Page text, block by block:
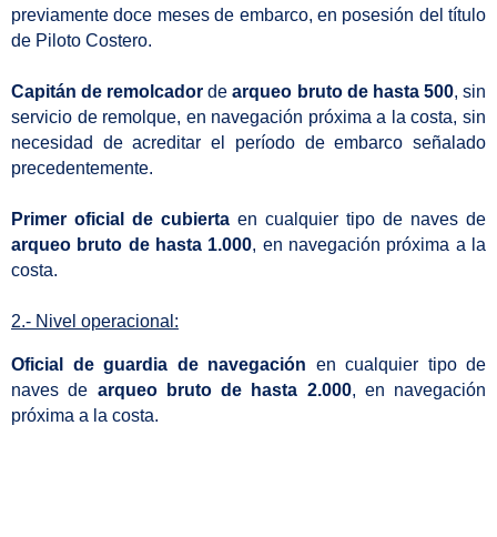
previamente doce meses de embarco, en posesión del título
de Piloto Costero.
Capitán de remolcador dearqueo bruto de hasta 500, sin
servicio de remolque, en navegación próxima a la costa, sin
necesidad de acreditar el período de embarco señalado
precedentemente.
Primer oficial de cubierta en cualquier tipo de naves de
arqueo bruto de hasta 1.000, en navegación próxima a la
costa.
2.- Nivel operacional:
Oficial de guardia de navegación en cualquier tipo de
naves de arqueo bruto de hasta 2.000, en navegación
próxima a la costa.